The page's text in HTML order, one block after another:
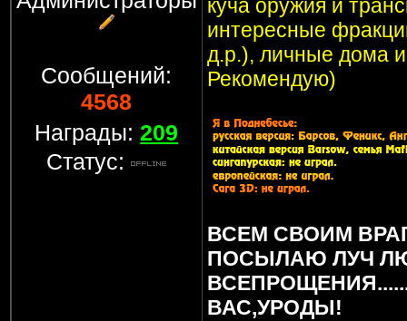
Сообщений:
4568
Награды:209
Статус:
куча оружия и
интересные
д.р.), личные дома
Рекомендую)
ВСЕМ СВОИМ
ПОСЫЛАЮ ЛУЧ
ВАС,УРОДЫ!